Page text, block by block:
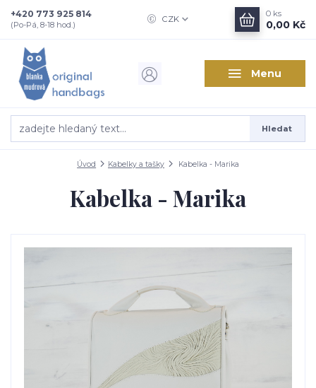
Menu
CZK
Hledat
+420 773 925 814
(Po-Pá, 8-18 hod.)
0 ks
0,00 Kč
Úvod Kabelky a tašky Kabelka - Marika
Kabelka - Marika